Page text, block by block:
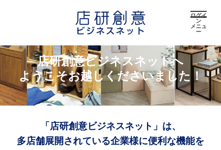
ログイ
ン
メニュ
ー
店研創意ビジネスネットへ
ようこそお越しくださいました！
「店研創意ビジネスネット」は、
多店舗展開されている企業様に便利な機能を